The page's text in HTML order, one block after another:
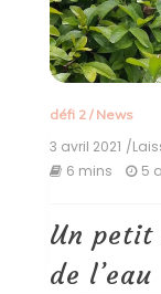
défi 2/ News
3 avril 2021 /
6 mins 5
Un petit
de l’eau